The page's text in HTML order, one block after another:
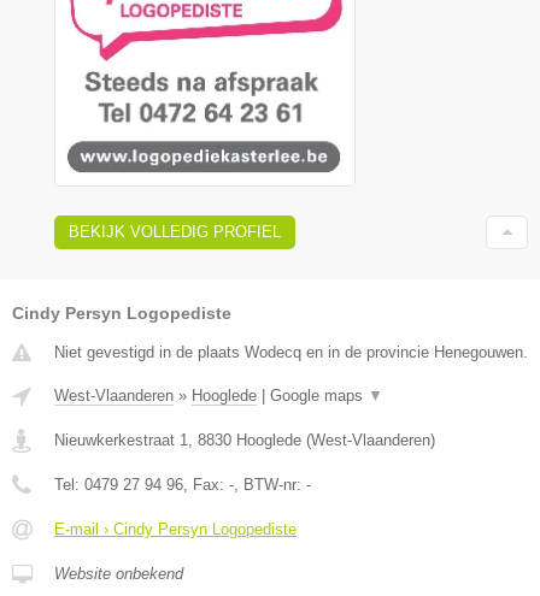
BEKIJK VOLLEDIG PROFIEL
Cindy Persyn Logopediste
Niet gevestigd in de plaats Wodecq en in de provincie Henegouwen.
West-Vlaanderen » Hooglede Google maps ▼
Nieuwkerkestraat 1 8830 Hooglede (West-Vlaanderen)
Tel: 0479 27 94 96 , Fax: - , BTW-nr: -
E-mail › Cindy Persyn Logopediste
Website onbekend